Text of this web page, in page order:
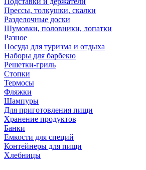
Прессы, толкушки, скалки
Разделочные доски
Шумовки, половники, лопатки
Разное
Посуда для туризма и отдыха
Наборы для барбекю
Решетки-гриль
Стопки
Термосы
Фляжки
Шампуры
Для приготовления пищи
Хранение продуктов
Банки
Емкости для специй
Контейнеры для пищи
Хлебницы